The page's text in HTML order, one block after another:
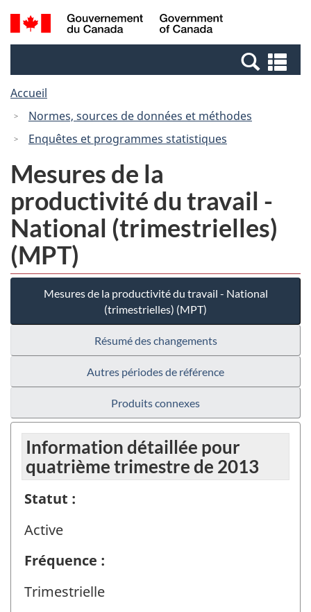
Passer
au
Passer
à
Canada
Recherche
et
et
Accueil
Normes, sources de données et méthodes
Enquêtes et programmes statistiques
Mesures de la
productivité du travail -
National (trimestrielles)
(MPT)
Mesures de la productivité du travail - National
(trimestrielles) (MPT)
Résumé des changements
Autres périodes de référence
Produits connexes
Information détaillée pour
quatrième trimestre de 2013
Statut :
Active
Fréquence :
Trimestrielle